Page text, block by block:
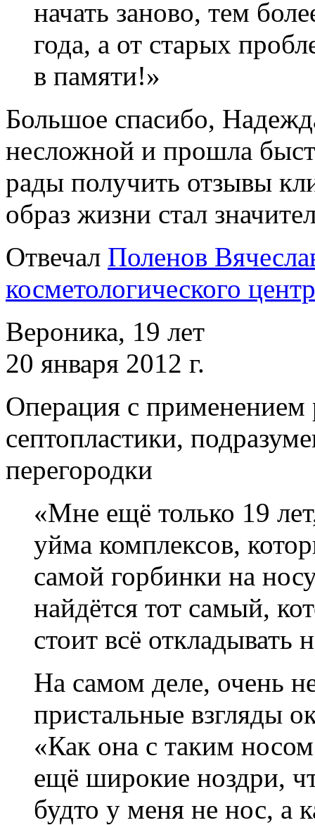
начать заново, тем
года, а от старых
в памяти!»
Большое спасибо,
несложной и прошла
рады получить отзывы
образ жизни стал
Отвечал Поленов
косметологического
Вероника, 19 лет
20 января 2012 г.
Операция с применением
септопластики,
перегородки
«Мне ещё только 19
уйма комплексов,
самой горбинки на
найдётся тот самый,
стоит всё откладывать
На самом деле, очень
пристальные взгляды
«Как она с таким
ещё широкие ноздри,
будто у меня не нос, а